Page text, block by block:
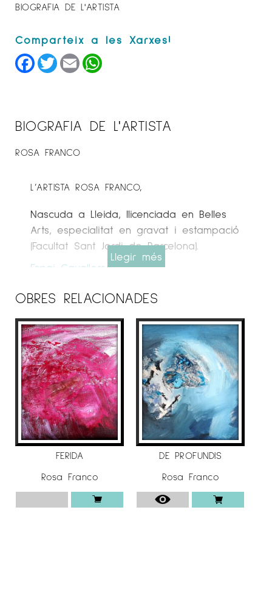
BIOGRAFIA DE L'ARTISTA
Facebook
TwitterEmail
BIOGRAFIA DE L'ARTISTA
ROSA FRANCO
L’ARTISTA ROSA FRANCO,
Nascuda a Lleida, llicenciada en Belles
Arts, especialitat en gravat i estampació
(Facultat Sant Jordi de Barcelona).
Espai Cavallers Gallery
Espai Cavallers. 2002, i 2003. Membre del
Jurat dels concursos de Cartells de
Festes de Lleida, convocats per la
Regidoria de Cultura de l’Ajuntament de
Lleida. 2003, Membre del Jurat “Premis
Marraco” 2002 Il·lustracions a la Revista
“Arrabal”. Asociación de Estudios Literarios
Hispanoamericanos. 2005, participa en el
treball “L’altra cara de la història de
l’art”. IES Escola del Treball i en
col·laboració amb l’Institut Municipal
d’Educació. 2017-18, il·lustracions per a la
col·lecció de poesia “Versus”, Aula de
poesia Jordi Jové, edicions de la UdL.
Llegir més
OBRES RELACIONADES
FERIDA
Rosa Franco
DE PROFUNDIS
Rosa Franco